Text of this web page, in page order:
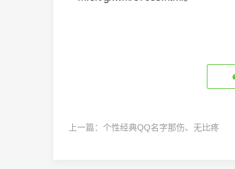
上一篇： 个性经典QQ名字那伤、无比疼